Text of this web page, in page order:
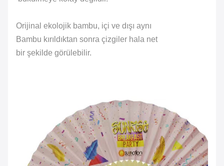
Orijinal ekolojik bambu, içi ve dışı aynı
Bambu kırıldıktan sonra çizgiler hala net
bir şekilde görülebilir.